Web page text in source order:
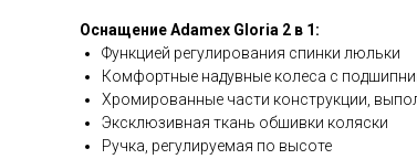
Оснащение Adamex Gloria 2 в 1:
Функцией регулирования спинки люльки
Комфортные надувные колеса с
Хромированные части конструкции,
Эксклюзивная ткань обшивки коляски
Ручка, регулируемая по высоте